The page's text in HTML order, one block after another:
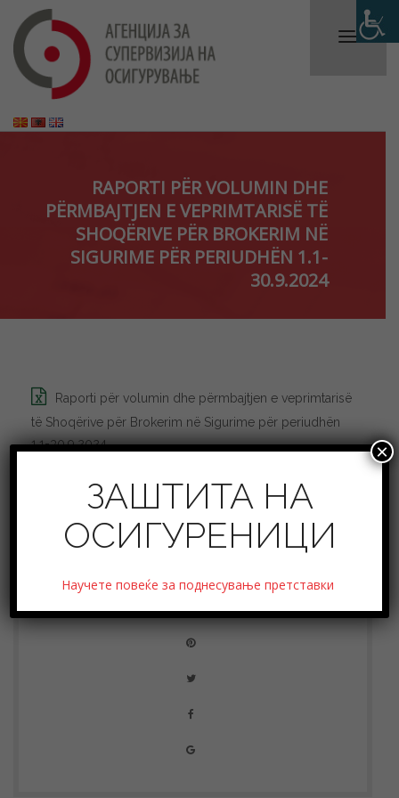
RAPORTI PËR VOLUMIN DHE
PËRMBAJTJEN E VEPRIMTARISË TË
SHOQËRIVE PËR BROKERIM NË
SIGURIME PËR PERIUDHËN 1.1-
30.9.2024
Raporti për volumin dhe përmbajtjen e veprimtarisë
të Shoqërive për Brokerim në Sigurime për periudhën
1.1-30.9.2024
ЗАШТИТА НА
ОСИГУРЕНИЦИ
Научете повеќе за поднесување претставки
×